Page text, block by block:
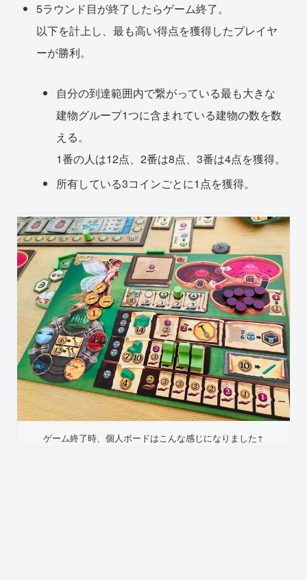
5ラウンド目が終了したらゲーム終了。
以下を計上し、最も高い得点を獲得したプレイヤ
ーが勝利。
自分の到達範囲内で繋がっている最も大きな
建物グループ1つに含まれている建物の数を数
える。
1番の人は12点、2番は8点、3番は4点を獲得。
所有している3コインごとに1点を獲得。
ゲーム終了時、個人ボードはこんな感じになりました↑